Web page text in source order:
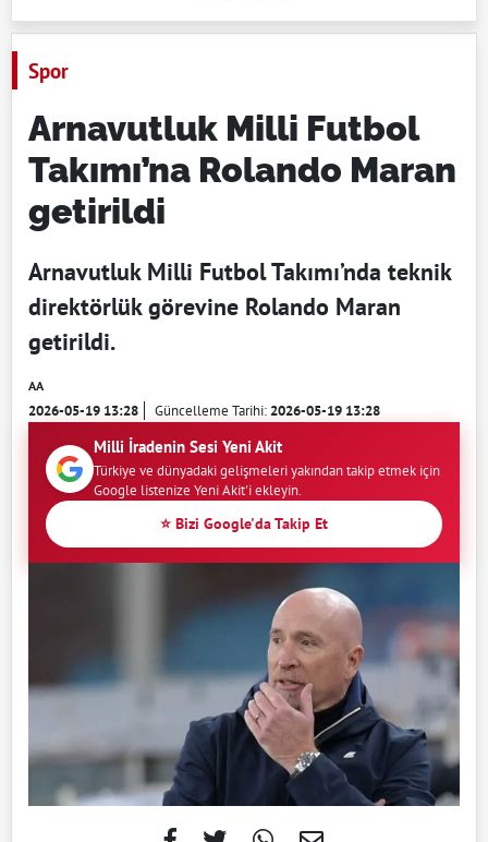
Spor
Arnavutluk Milli Futbol
Takımı’na Rolando Maran
getirildi
Arnavutluk Milli Futbol Takımı’nda teknik
direktörlük görevine Rolando Maran
getirildi.
AA
2026-05-19 13:28 Güncelleme Tarihi:2026-05-19 13:28
Milli İradenin Sesi Yeni Akit
Türkiye ve dünyadaki gelişmeleri yakından takip etmek için
Google listenize Yeni Akit'i ekleyin.
⭐ Bizi Google'da Takip Et